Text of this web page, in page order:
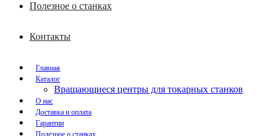
Полезное о станках
Контакты
Главная
Каталог
Вращающиеся центры для токарных станков
О нас
Доставка и оплата
Гарантии
Полезное о станках